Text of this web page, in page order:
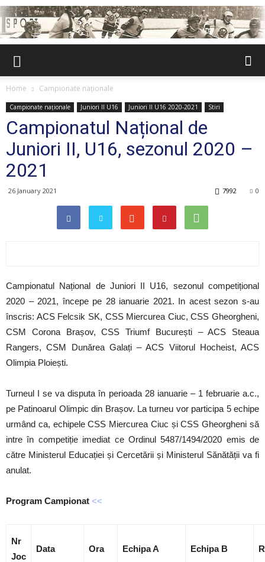
Home Campionate naționale
Campionate naționale Juniori II U16 Juniori II U16 2020-2021 Stiri
Campionatul Național de
Juniori II, U16, sezonul 2020 –
2021
26 January 2021 0
7992
Campionatul Național de Juniori II U16, sezonul competițional
2020 – 2021, începe pe 28 ianuarie 2021. In acest sezon s-au
înscris: ACS Felcsik SK, CSS Miercurea Ciuc, CSS Gheorgheni,
CSM Corona Brașov, CSS Triumf București – ACS Steaua
Rangers, CSM Dunărea Galați – ACS Viitorul Hocheist, ACS
Olimpia Ploiești.
Turneul I se va disputa în perioada 28 ianuarie – 1 februarie a.c.,
pe Patinoarul Olimpic din Brașov. La turneu vor participa 5 echipe
urmând ca, echipele CSS Miercurea Ciuc și CSS Gheorgheni să
intre în competiție imediat ce Ordinul 5487/1494/2020 emis de
către Ministerul Educației și Cercetării și Ministerul Sănătății va fi
anulat.
Program Campionat <<
Nr
Joc
Data Ora Echipa A Echipa B